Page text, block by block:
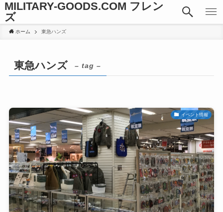
MILITARY-GOODS.COM フレン
ズ
ホーム 東急ハンズ
東急ハンズ – tag –
イベント情報